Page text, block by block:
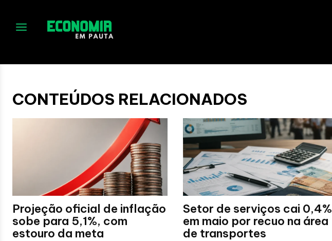
CONTEÚDOS RELACIONADOS
Projeção oficial de inflação
sobe para 5,1%, com
estouro da meta
Setor de serviços cai 0,4%
em maio por recuo na área
de transportes